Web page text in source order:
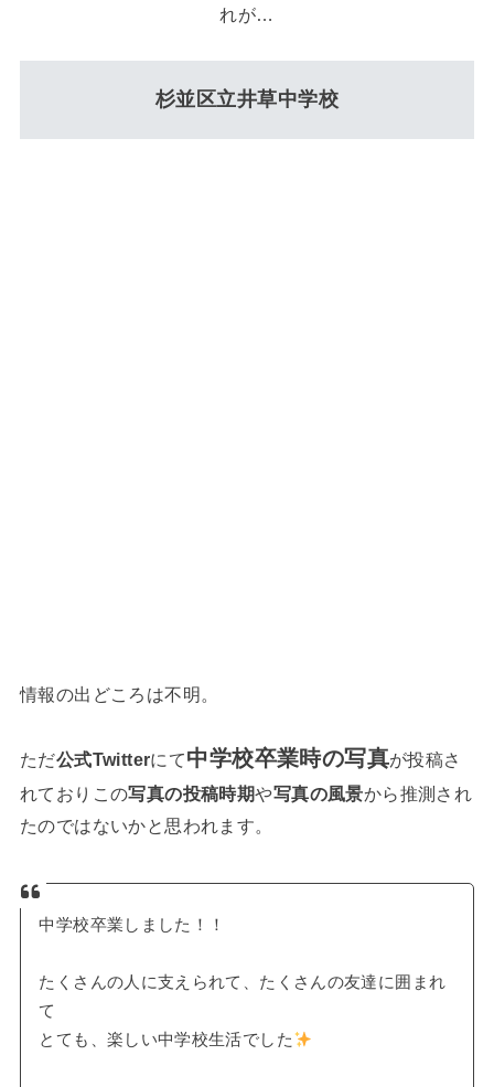
れが…
杉並区立井草中学校
情報の出どころは不明。
ただ公式Twitterにて中学校卒業時の写真が投稿さ
れておりこの写真の投稿時期や写真の風景から推測され
たのではないかと思われます。
中学校卒業しました！！
たくさんの人に支えられて、たくさんの友達に囲まれ
て
とても、楽しい中学校生活でした